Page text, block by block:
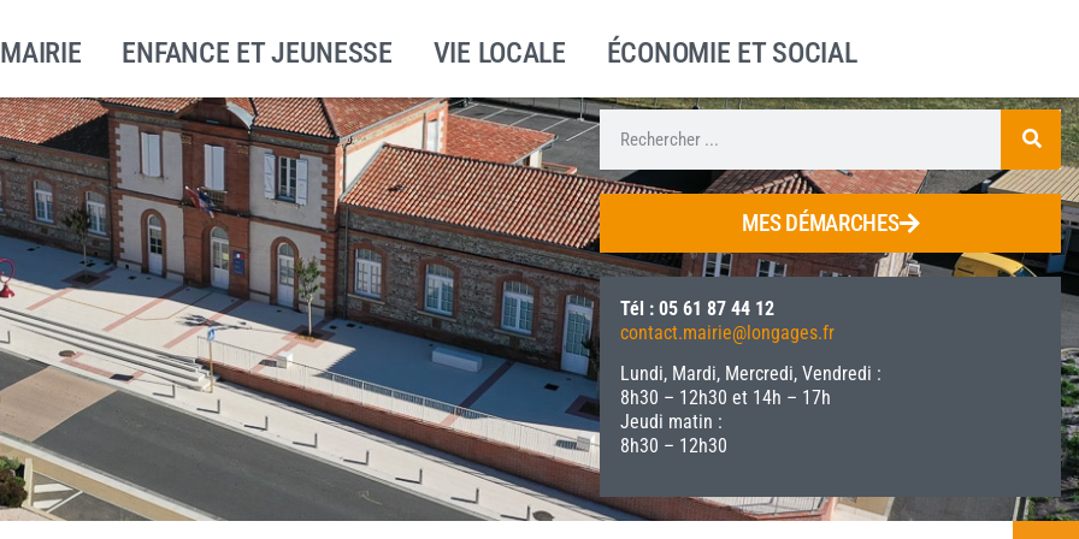
ENFANCE ET JEUNESSE VIE LOCALE ÉCONOMIE ET SOCIAL
MES DÉMARCHES
Tél : 05 61 87 44 12
contact.mairie@longages.fr
Lundi, Mardi, Mercredi, Vendredi :
8h30 – 12h30 et 14h – 17h
Jeudi matin :
8h30 – 12h30